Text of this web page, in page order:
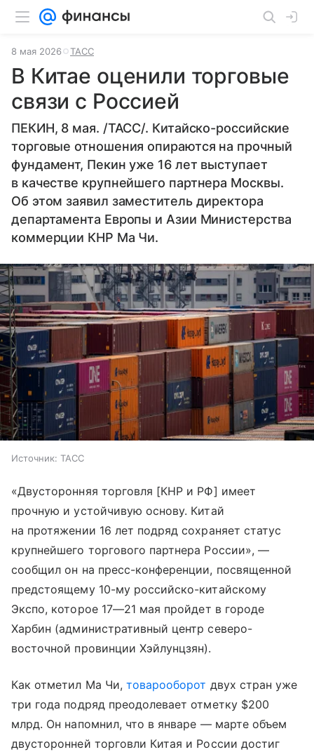
8 мая 2026 ТАСС
В Китае оценили торговые
связи с Россией
ПЕКИН, 8 мая. /ТАСС/. Китайско-российские
торговые отношения опираются на прочный
фундамент, Пекин уже 16 лет выступает
в качестве крупнейшего партнера Москвы.
Об этом заявил заместитель директора
департамента Европы и Азии Министерства
коммерции КНР Ма Чи.
Источник: ТАСС
«Двусторонняя торговля [КНР и РФ] имеет
прочную и устойчивую основу. Китай
на протяжении 16 лет подряд сохраняет статус
крупнейшего торгового партнера России», —
сообщил он на пресс-конференции, посвященной
предстоящему 10-му российско-китайскому
Экспо, которое 17—21 мая пройдет в городе
Харбин (административный центр северо-
восточной провинции Хэйлунцзян).
Как отметил Ма Чи, товарооборот двух стран уже
три года подряд преодолевает отметку $200
млрд. Он напомнил, что в январе — марте объем
двусторонней торговли Китая и России достиг